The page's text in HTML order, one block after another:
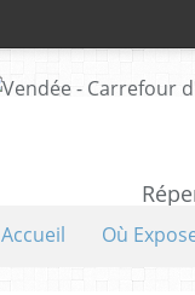
Accueil Où